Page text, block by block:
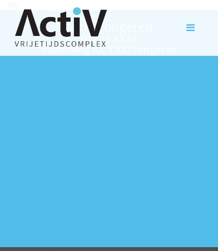
Activ Tongeren
012 23 33 43
Rutterweg 63, 3700 Tongeren